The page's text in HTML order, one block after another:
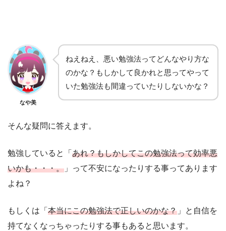
なや美
ねえねえ、悪い勉強法ってどんなやり方な
のかな？もしかして良かれと思ってやって
いた勉強法も間違っていたりしないかな？
そんな疑問に答えます。
勉強していると「 あれ？もしかしてこの勉強法って効率悪
いかも・・・。 」って不安になったりする事ってあります
よね？
もしくは「 本当にこの勉強法で正しいのかな？ 」と自信を
持てなくなっちゃったりする事もあると思います。